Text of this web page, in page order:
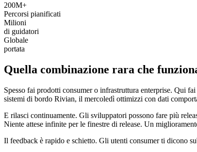
200M+
Percorsi pianificati
Milioni
di guidatori
Globale
portata
Quella combinazione rara che
Spesso fai prodotti consumer o infrastruttura enterprise. Qui
sistemi di bordo Rivian, il mercoledì ottimizzi con dati
E rilasci continuamente. Gli sviluppatori possono fare più
Niente attese infinite per le finestre di release. Un
Il feedback è rapido e schietto. Gli utenti consumer ti dicono